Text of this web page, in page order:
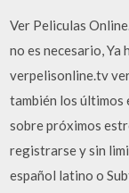
Ver Peliculas
no es necesario,
verpelisonline.tv
también los últimos
sobre próximos
registrarse y sin
español latino o